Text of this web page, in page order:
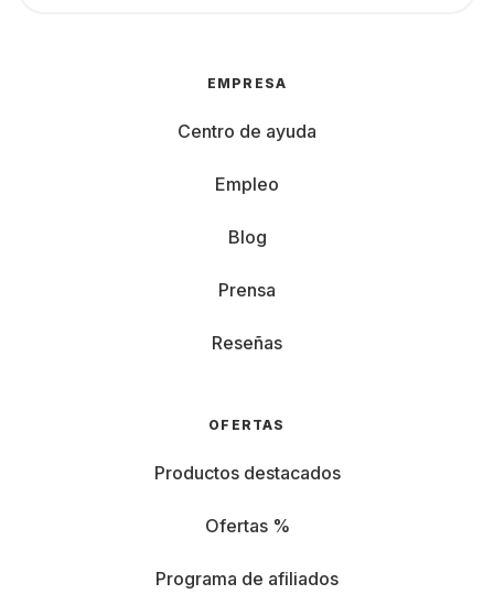
EMPRESA
Centro de ayuda
Empleo
Blog
Prensa
Reseñas
OFERTAS
Productos destacados
Ofertas %
Programa de afiliados